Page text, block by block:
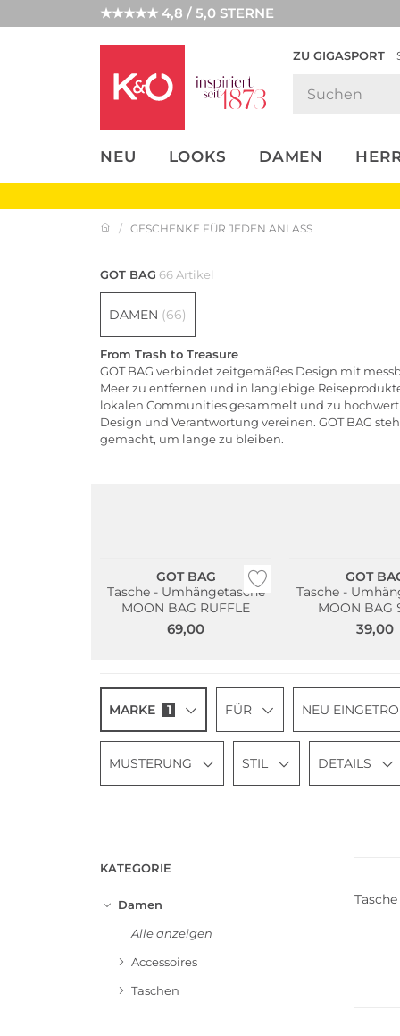
★★★★★ 4,8 / 5,0 STERNE
ZU GIGASPORT
NEU LOOKS DAMEN
UNSERE APP
CLICK &
GESCHENKE FÜR JEDEN ANLASS
GOT BAG 66 Artikel
DAMEN (66)
From Trash to Treasure
GOT BAG verbindet zeitgemäßes Design mit
Meer zu entfernen und in langlebige
lokalen Communities gesammelt und zu
Design und Verantwortung vereinen. GOT BAG
gemacht, um lange zu bleiben.
GOT BAG
Tasche - Umhängetasche
MOON BAG RUFFLE
69,00
GOT
Tasche -
MOON BAG
39,00
MARKE 1 FÜR NEU
MUSTERUNG STIL DETAILS
KATEGORIE
Damen
Alle anzeigen
Accessoires
Taschen